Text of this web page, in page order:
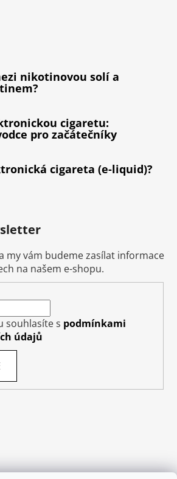
nikotinovou solí a
cigaretu:
pro začátečníky
cigareta (e-liquid)?
my vám budeme zasílat informace
na našem e-shopu.
souhlasíte s podmínkami
údajů